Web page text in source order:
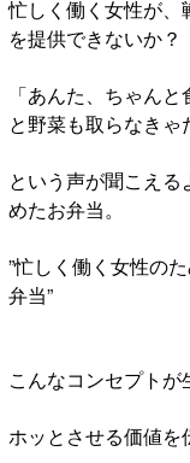
忙しく働く女性が、
を提供できないか？
「あんた、ちゃん
と野菜も取らなきゃ
という声が聞こえ
めたお弁当。
”忙しく働く女性の
弁当”
こんなコンセプトが
ホッとさせる価値を